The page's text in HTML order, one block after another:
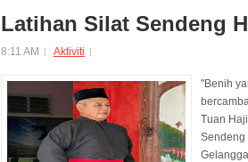
Latihan Silat Sendeng
8:11 AM Aktiviti
"Benih
Tuan
Sendeng